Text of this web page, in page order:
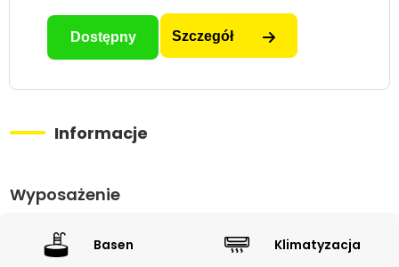
Dostępny Szczegół
Informacje
Wyposażenie
Basen Klimatyzacja